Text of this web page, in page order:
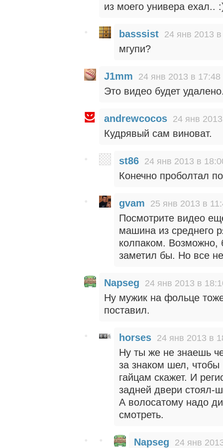
из моего универа ехал..
basssist 24 янв 2013
мгупи?
J1mm 24 янв 2013 в 17:48
Это видео будет
andrewcocos 24 янв
Кудрявый сам виноват.
st86 24 янв 2013 в
Конечно проболтал
gvam 25 янв 2013 в
Посмотрите видео
машина из среднего
колпаком. Возможно,
заметил бы. Но все
Napseg 24 янв 2013 в
Ну мужик на фольце
поставил.
horses 24 янв 2013 в
Ну ты же не знаешь
за знаком шел, чтобы
гайцам скажет. И
задней двери стоял-
А волосатому надо
смотреть.
Napseg 24 янв